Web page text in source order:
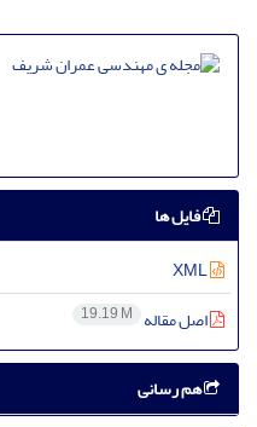
فایل ها
اصل مقاله 19.19 M
هم رسانی